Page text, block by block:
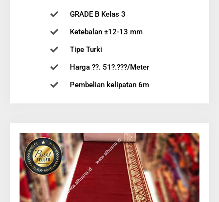
GRADE B Kelas 3
Ketebalan ±12-13 mm
Tipe Turki
Harga ??. 51?.???/Meter
Pembelian kelipatan 6m